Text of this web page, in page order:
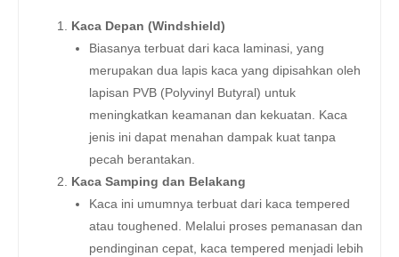
Kaca Depan (Windshield)
Biasanya terbuat dari kaca laminasi, yang
merupakan dua lapis kaca yang dipisahkan oleh
lapisan PVB (Polyvinyl Butyral) untuk
meningkatkan keamanan dan kekuatan. Kaca
jenis ini dapat menahan dampak kuat tanpa
pecah berantakan.
Kaca Samping dan Belakang
Kaca ini umumnya terbuat dari kaca tempered
atau toughened. Melalui proses pemanasan dan
pendinginan cepat, kaca tempered menjadi lebih